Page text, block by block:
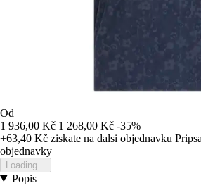
Od
1 936,00 Kč 1 268,00 Kč -35%
+63,40 Kč ziskate na dalsi objednavku
objednavky
Loading...
Popis